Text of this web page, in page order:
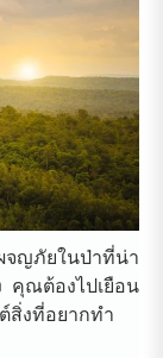
ญภัยในป่าที่น่า
คุณต้องไปเยือน
สิ่งที่อยากทำ